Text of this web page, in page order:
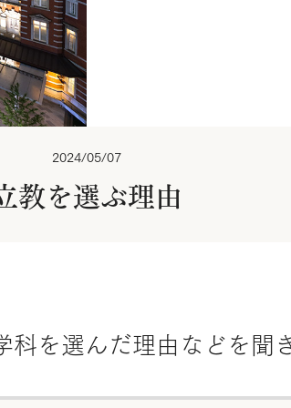
2024/05/07
教を選ぶ理由
を選んだ理由などを聞